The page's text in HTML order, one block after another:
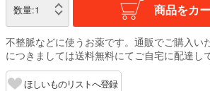
数量:1 商品をカ
不整脈などに使うお薬です。通販でご購入い
につきましては送料無料にてご自宅に配達し
ほしいものリストへ登録